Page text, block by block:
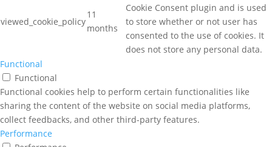
viewed_cookie_policy
11
months
Cookie Consent plugin and is used
to store whether or not user has
consented to the use of cookies. It
does not store any personal data.
Functional
Functional
Functional cookies help to perform certain functionalities like
sharing the content of the website on social media platforms,
collect feedbacks, and other third-party features.
Performance